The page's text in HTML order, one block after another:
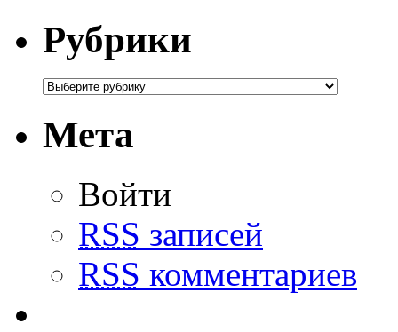
Рубрики
Мета
Войти
RSS записей
RSS комментариев